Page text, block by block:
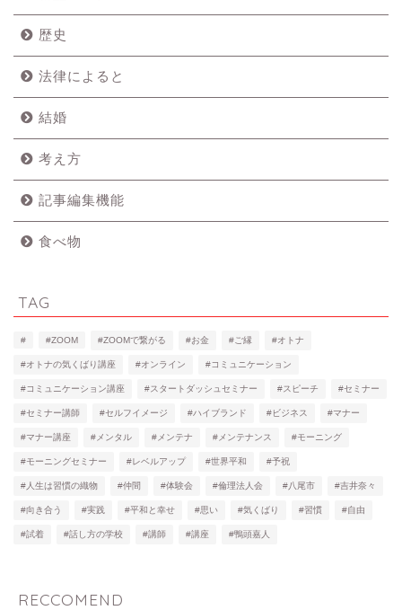
歴史
法律によると
結婚
考え方
記事編集機能
食べ物
TAG
# #ZOOM #ZOOMで繋がる #お金 #ご縁 #オトナ
#オトナの気くばり講座 #オンライン #コミュニケーション
#コミュニケーション講座 #スタートダッシュセミナー #スピーチ #セミナー
#セミナー講師 #セルフイメージ #ハイブランド #ビジネス #マナー
#マナー講座 #メンタル #メンテナ #メンテナンス #モーニング
#モーニングセミナー #レベルアップ #世界平和 #予祝
#人生は習慣の織物 #仲間 #体験会 #倫理法人会 #八尾市 #吉井奈々
#向き合う #実践 #平和と幸せ #思い #気くばり #習慣 #自由
#試着 #話し方の学校 #講師 #講座 #鴨頭嘉人
RECCOMEND